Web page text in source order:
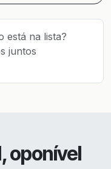
está na lista?
juntos
oponível